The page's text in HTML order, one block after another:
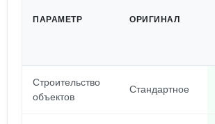
ПАРАМЕТР ОРИГИНАЛ
Строительство
объектов
Стандартное